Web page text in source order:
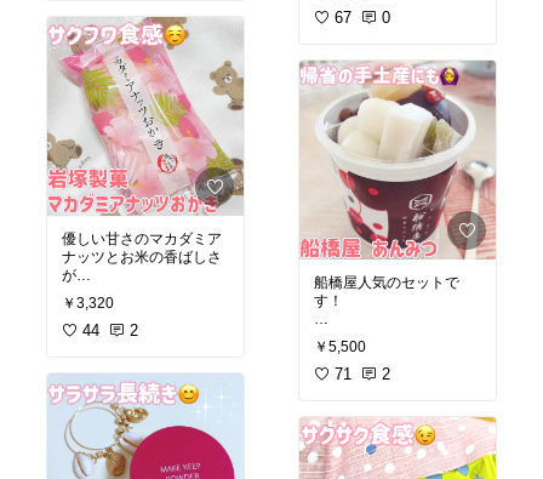
間が、軽い気持ちで始め
たやり取りが、すべての
地獄の始まりだっ
た……。
一度も本名や住所を教え
ていないはずなのに、
1日に何十件もの狂気的
な留守電、なぜか特定さ
れている自宅と家族、ド
アに挟まれる謎の長い黒
髪…
リカにとって、本間は
「運命の旦那様」。
彼女の脳内では勝手に結
こちらの拒絶は一切通じ
のに、言葉が1ミリも通
じない絶望感。常識も法
律も通用しない「純愛モ
ンスター」の暴走に、背
筋が凍ります🥶
優しい甘さのマカダミア
ナッツとお米の香ばしさ
が
マッチした外はサクッと
中はふんわりとしたやさ
しい口どけのおかきです
#オリジナル写真#ティー
タイム
#せんべい
#おかき#マカダミアナッ
ツ#ナッツ#岩塚製菓
￥3,320
44 2
#ドライマンゴー
#マンゴー#ヘルシー#ダ
イエット
67 0
船橋屋人気のセットで
す！
くず餅（中箱）1個・白
玉あんみつ 2個
ところてん1個・豆寒天1
#オリジナル写真#おうち
カフェ#ギフト
#船橋屋#和菓子#お中元#
￥5,500
71 2